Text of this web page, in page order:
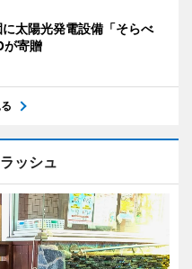
太陽光発電設備「そらべ
寄贈
ッシュ